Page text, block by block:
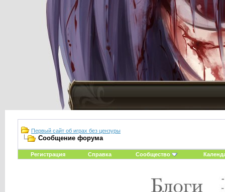
Первый сайт об играх без цензуры
Сообщение форума
Регистрация Справка Сообщество